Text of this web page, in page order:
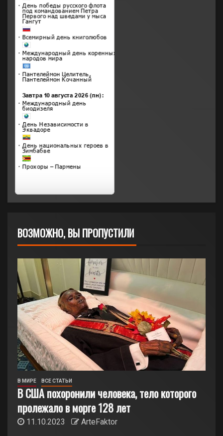
ВОЗМОЖНО, ВЫ ПРОПУСТИЛИ
В МИРЕ ВСЕ СТАТЬИ
В США похоронили человека, тело которого
пролежало в морге 128 лет
11.10.2023 ArteFaktor